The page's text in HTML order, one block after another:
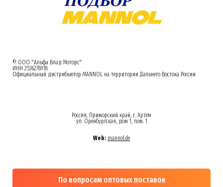
© ООО "Альфа Влад Моторс"
ИНН 2536278918
Официальный дистрибьютор MANNOL на территории Дальнего Востока России
Россия, Приморский край, г. Артем
ул. Оренбургская, дом 1, пом. 1
Web: mannol.de
По вопросам оптовых поставок